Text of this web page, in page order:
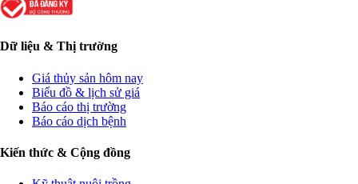
Dữ liệu & Thị trường
Giá thủy sản hôm nay
Biểu đồ & lịch sử giá
Báo cáo thị trường
Báo cáo dịch bệnh
Kiến thức & Cộng đồng